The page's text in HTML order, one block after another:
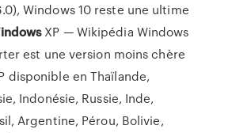
Windows 10 reste une ultime
XP — Wikipédia Windows
est une version moins chère
disponible en Thaïlande,
Indonésie, Russie, Inde,
Argentine, Pérou, Bolivie,